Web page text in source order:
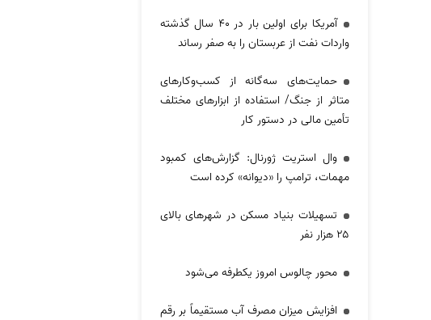
آمریکا برای اولین بار در ۴۰ سال گذشته
واردات نفت از عربستان را به صفر رساند
حمایت‌های سه‌گانه از کسب‌وکارهای
متاثر از جنگ/ استفاده از ابزارهای مختلف
تأمین مالی در دستور کار
وال استریت ژورنال: گزارش‌های کمبود
مهمات، ترامپ را «دیوانه» کرده است
تسهیلات بنیاد مسکن در شهر‌های بالای
۲۵ هزار نفر
محور چالوس امروز یکطرفه می‌شود
افزایش میزان مصرف آب مستقیماً بر رقم